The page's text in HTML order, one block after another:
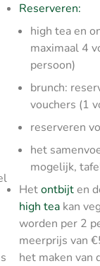
Reserveren:
high tea en
maximaal 4
persoon)
brunch:
vouchers (1
reserveren
het
mogelijk,
Hetontbijten
high tea kan
worden per 2
meerprijs van
het maken van